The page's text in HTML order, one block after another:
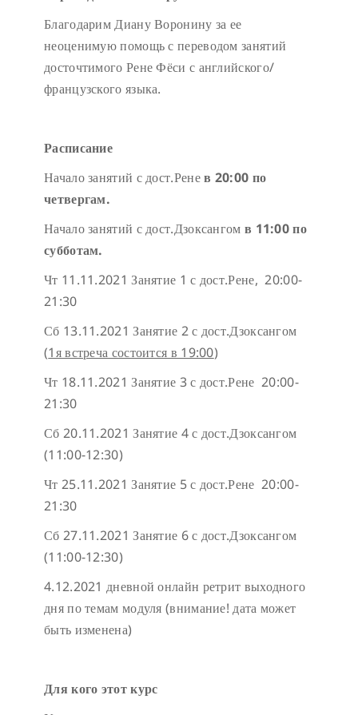
Благодарим Диану Воронину за ее
неоценимую помощь с переводом занятий
досточтимого Рене Фёси с английского/
французского языка.
Расписание
Начало занятий с дост.Ренев 20:00 по
четвергам.
Начало занятий с дост.Дзоксангом в 11:00 по
субботам.
Чт 11.11.2021 Занятие 1 с дост.Рене, 20:00-
21:30
Сб 13.11.2021 Занятие 2 с дост.Дзоксангом
(1я встреча состоится в 19:00)
Чт 18.11.2021 Занятие 3 с дост.Рене 20:00-
21:30
Сб 20.11.2021 Занятие 4 с дост.Дзоксангом
(11:00-12:30)
Чт 25.11.2021 Занятие 5 с дост.Рене 20:00-
21:30
Сб 27.11.2021 Занятие 6 с дост.Дзоксангом
(11:00-12:30)
4.12.2021 дневной онлайн ретрит выходного
дня по темам модуля (внимание! дата может
быть изменена)
Для кого этот курс